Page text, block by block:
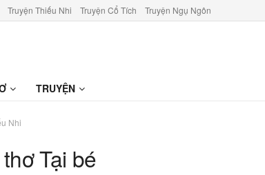
Truyện Thiếu Nhi Truyện Cổ Tích Truyện Ngụ Ngôn
TRUYỆN
Nhi
Tại bé